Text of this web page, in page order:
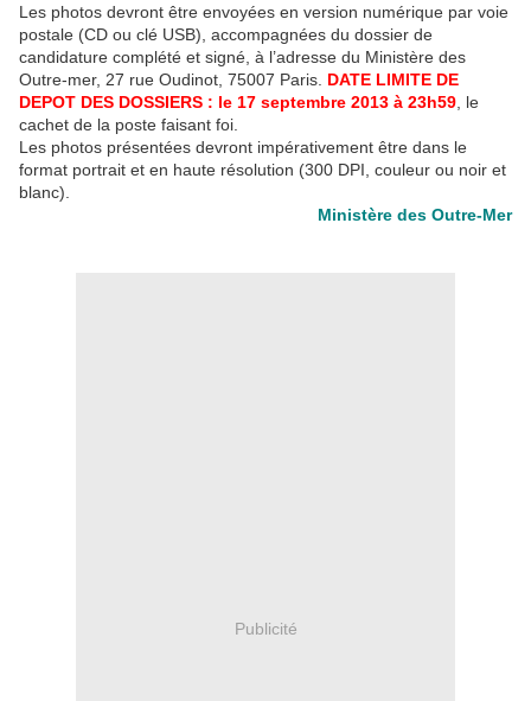
Les photos devront être envoyées en version numérique par voie
postale (CD ou clé USB), accompagnées du dossier de
candidature complété et signé, à l’adresse du Ministère des
Outre-mer, 27 rue Oudinot, 75007 Paris. DATE LIMITE DE
DEPOT DES DOSSIERS : le 17 septembre 2013 à 23h59 , le
cachet de la poste faisant foi.
Les photos présentées devront impérativement être dans le
format portrait et en haute résolution (300 DPI, couleur ou noir et
blanc).
Ministère des Outre-Mer
Publicité